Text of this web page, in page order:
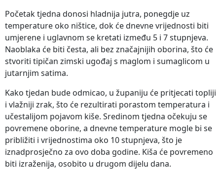
Početak tjedna donosi hladnija jutra, ponegdje uz
temperature oko ništice, dok će dnevne vrijednosti biti
umjerene i uglavnom se kretati između 5 i 7 stupnjeva.
Naoblaka će biti česta, ali bez značajnijih oborina, što će
stvoriti tipičan zimski ugođaj s maglom i sumaglicom u
jutarnjim satima.
Kako tjedan bude odmicao, u županiju će pritjecati topliji
i vlažniji zrak, što će rezultirati porastom temperatura i
učestalijom pojavom kiše. Sredinom tjedna očekuju se
povremene oborine, a dnevne temperature mogle bi se
približiti i vrijednostima oko 10 stupnjeva, što je
iznadprosječno za ovo doba godine. Kiša će povremeno
biti izraženija, osobito u drugom dijelu dana.